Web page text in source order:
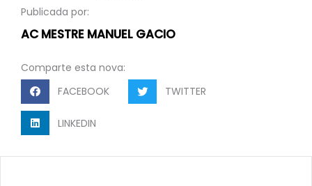
Publicada por:
AC MESTRE MANUEL GACIO
Comparte esta nova:
FACEBOOK
TWITTER
LINKEDIN